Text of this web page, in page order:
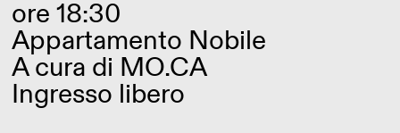
ore 18:30
Appartamento Nobile
A cura di MO.CA
Ingresso libero